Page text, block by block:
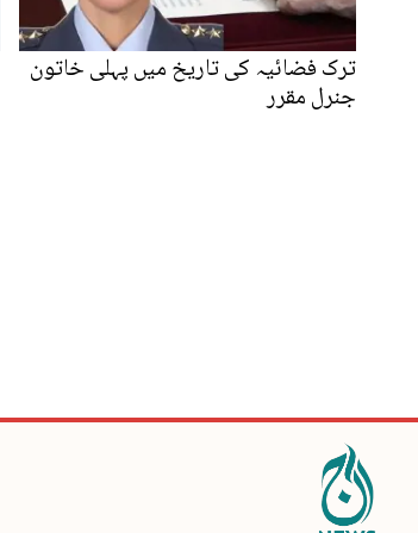
ترک فضائیہ کی تاریخ میں پہلی خاتون
جنرل مقرر